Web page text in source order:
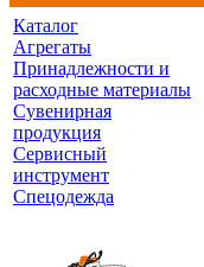
Каталог
Агрегаты
Принадлежности и
расходные материалы
Сувенирная
продукция
Сервисный
инструмент
Спецодежда